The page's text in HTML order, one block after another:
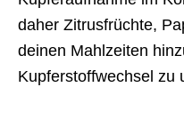
daher Zitrusfrüchte,
deinen Mahlzeiten
Kupferstoffwechsel zu